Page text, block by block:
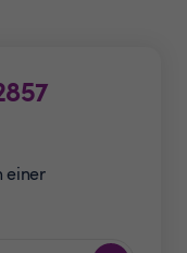
einer